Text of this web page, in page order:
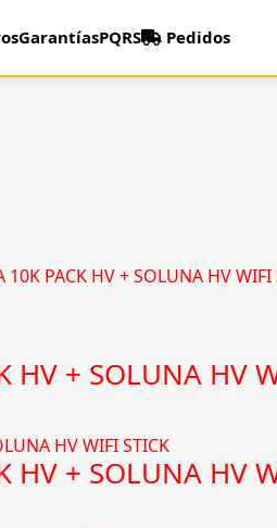
GarantíasPQRS Pedidos
HV + SOLUNA HV
HV + SOLUNA HV